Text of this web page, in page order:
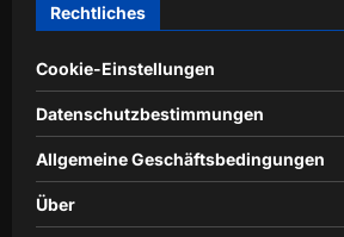
Rechtliches
Cookie-Einstellungen
Datenschutzbestimmungen
Allgemeine Geschäftsbedingungen
Über